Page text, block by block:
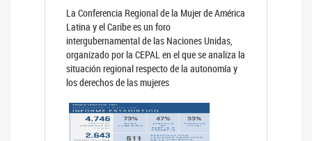
La Conferencia Regional de la Mujer de América
Latina y el Caribe es un foro
intergubernamental de las Naciones Unidas,
organizado por la CEPAL en el que se analiza la
situación regional respecto de la autonomía y
los derechos de las mujeres